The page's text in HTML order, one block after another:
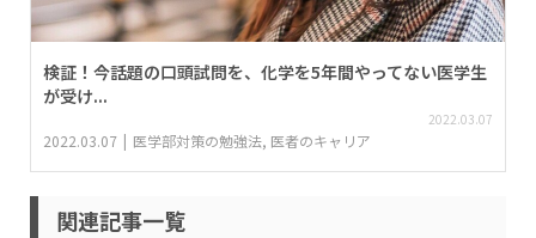
検証！今話題の口頭試問を、化学を5年間やってない医学生
が受け...
2022.03.07
2022.03.07 医学部対策の勉強法, 医者のキャリア
関連記事一覧